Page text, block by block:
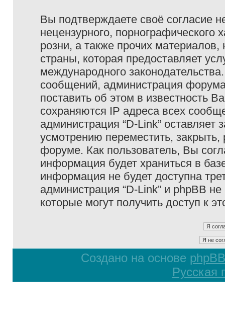
Вы подтверждаете своё согласие
нецензурного, порнографического
розни, а также прочих
страны, которая предоставляет
международного
сообщений, администрация
поставить об этом в известность
сохраняются IP адреса всех
администрация “D-Link”
усмотрению переместить,
форуме. Как пользователь, Вы
информация будет храниться в
информация не будет доступна
администрация “D-Link” и phpBB
которые могут получить доступ к
Создано на основе phpBB
Русская